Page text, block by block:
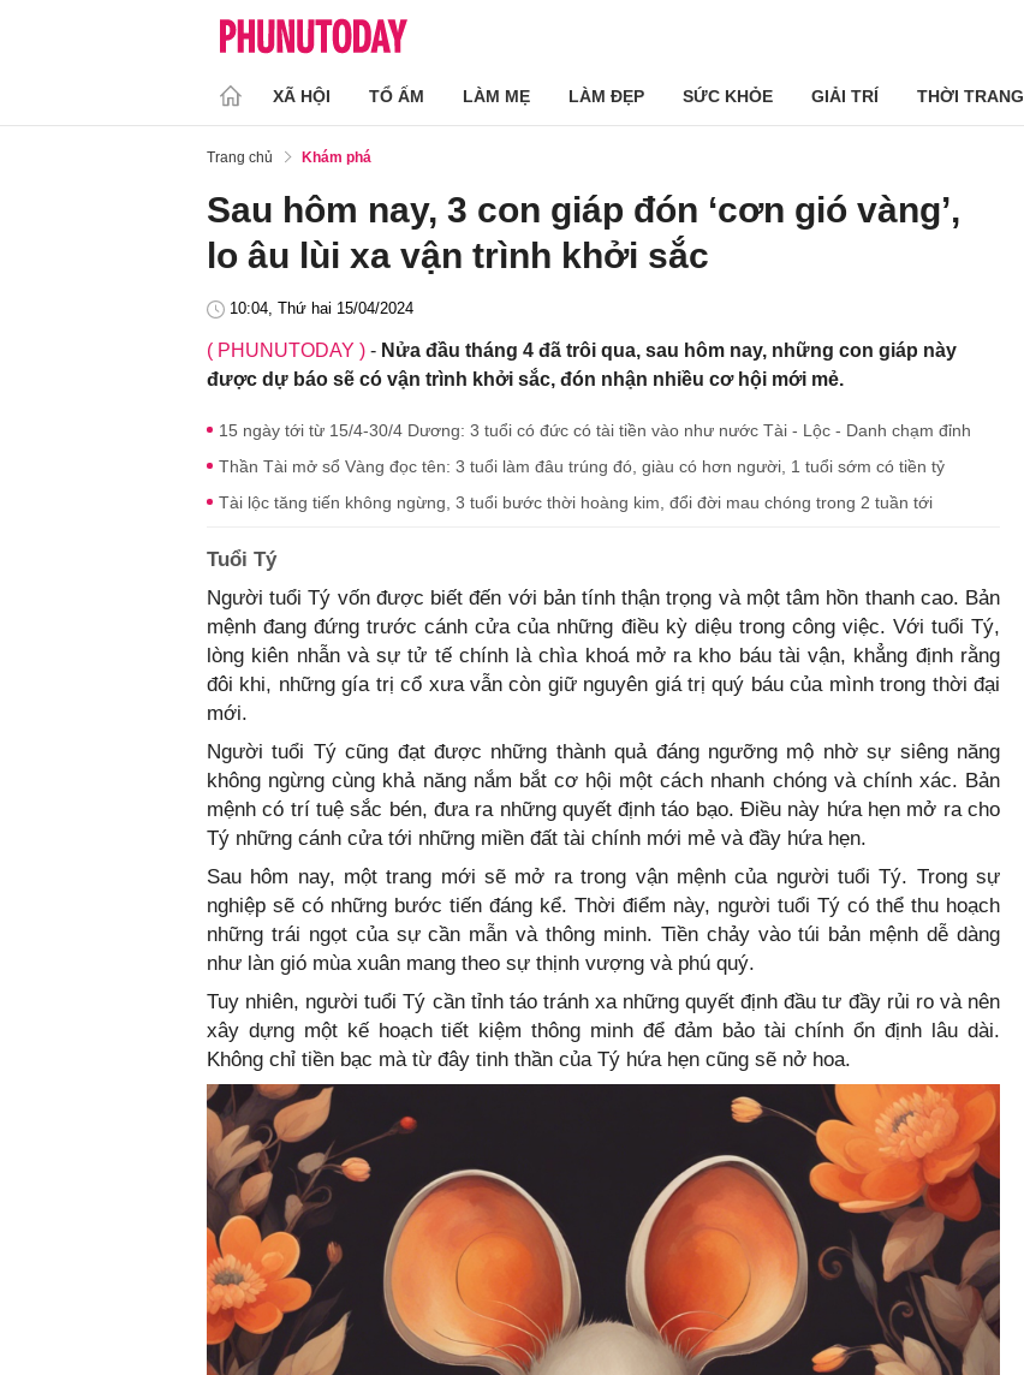
XÃ HỘI TỔ ẤM LÀM MẸ LÀM ĐẸP SỨC KHỎE GIẢI TRÍ THỜI TRANG
Trang chủ Khám phá
Sau hôm nay, 3 con giáp đón ‘cơn gió vàng’,
lo âu lùi xa vận trình khởi sắc
10:04, Thứ hai 15/04/2024
( PHUNUTODAY ) - Nửa đầu tháng 4 đã trôi qua, sau hôm nay, những con giáp này
được dự báo sẽ có vận trình khởi sắc, đón nhận nhiều cơ hội mới mẻ.
15 ngày tới từ 15/4-30/4 Dương: 3 tuổi có đức có tài tiền vào như nước Tài - Lộc - Danh chạm đỉnh
Thần Tài mở sổ Vàng đọc tên: 3 tuổi làm đâu trúng đó, giàu có hơn người, 1 tuổi sớm có tiền tỷ
Tài lộc tăng tiến không ngừng, 3 tuổi bước thời hoàng kim, đổi đời mau chóng trong 2 tuần tới
Tuổi Tý
Người tuổi Tý vốn được biết đến với bản tính thận trọng và một tâm hồn thanh cao. Bản
mệnh đang đứng trước cánh cửa của những điều kỳ diệu trong công việc. Với tuổi Tý,
lòng kiên nhẫn và sự tử tế chính là chìa khoá mở ra kho báu tài vận, khẳng định rằng
đôi khi, những gía trị cổ xưa vẫn còn giữ nguyên giá trị quý báu của mình trong thời đại
mới.
Người tuổi Tý cũng đạt được những thành quả đáng ngưỡng mộ nhờ sự siêng năng
không ngừng cùng khả năng nắm bắt cơ hội một cách nhanh chóng và chính xác. Bản
mệnh có trí tuệ sắc bén, đưa ra những quyết định táo bạo. Điều này hứa hẹn mở ra cho
Tý những cánh cửa tới những miền đất tài chính mới mẻ và đầy hứa hẹn.
Sau hôm nay, một trang mới sẽ mở ra trong vận mệnh của người tuổi Tý. Trong sự
nghiệp sẽ có những bước tiến đáng kể. Thời điểm này, người tuổi Tý có thể thu hoạch
những trái ngọt của sự cần mẫn và thông minh. Tiền chảy vào túi bản mệnh dễ dàng
như làn gió mùa xuân mang theo sự thịnh vượng và phú quý.
Tuy nhiên, người tuổi Tý cần tỉnh táo tránh xa những quyết định đầu tư đầy rủi ro và nên
xây dựng một kế hoạch tiết kiệm thông minh để đảm bảo tài chính ổn định lâu dài.
Không chỉ tiền bạc mà từ đây tinh thần của Tý hứa hẹn cũng sẽ nở hoa.